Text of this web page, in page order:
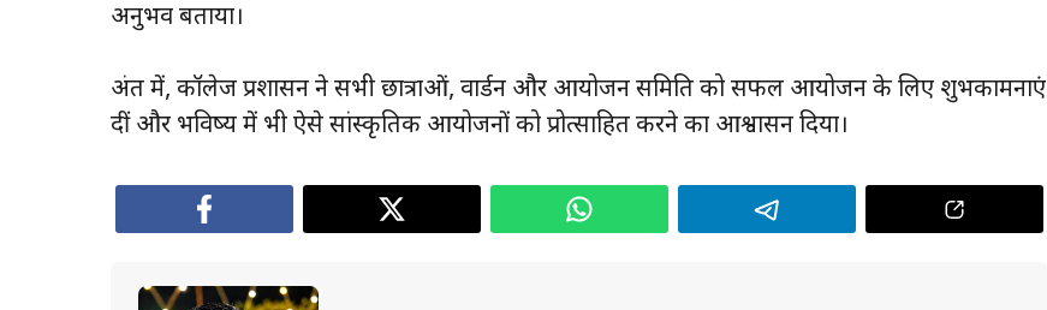
अनुभव बताया।
अंत में, कॉलेज प्रशासन ने सभी छात्राओं, वार्डन और आयोजन समिति को सफल आयोजन के लिए शुभकामनाएं
दीं और भविष्य में भी ऐसे सांस्कृतिक आयोजनों को प्रोत्साहित करने का आश्वासन दिया।